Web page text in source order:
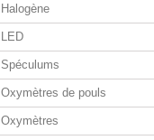
Halogène
LED
Spéculums
Oxymètres de pouls
Oxymètres